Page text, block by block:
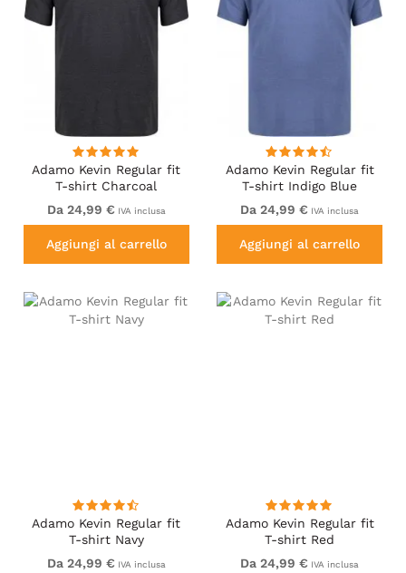
Adamo Kevin Regular fit
T-shirt Charcoal
Da 24,99 € IVA inclusa
Aggiungi al carrello
Adamo Kevin Regular fit
T-shirt Indigo Blue
Da 24,99 € IVA inclusa
Aggiungi al carrello
Adamo Kevin Regular fit
T-shirt Navy
Da 24,99 € IVA inclusa
Adamo Kevin Regular fit
T-shirt Red
Da 24,99 € IVA inclusa